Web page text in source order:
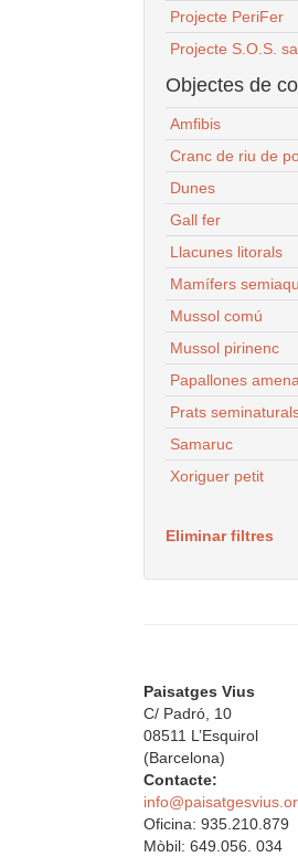
Projecte PeriFer
Projecte S.O.S.
Objectes de
Amfibis
Cranc de riu de
Dunes
Gall fer
Llacunes litorals
Mamífers
Mussol comú
Mussol pirinenc
Papallones
Prats
Samaruc
Xoriguer petit
Eliminar filtres
Paisatges Vius
C/ Padró, 10
08511 L’Esquirol
(Barcelona)
Contacte:
Oficina: 935.210.879
Mòbil: 649.056. 034